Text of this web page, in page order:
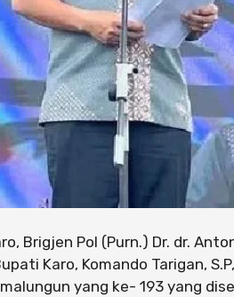
Brigjen Pol (Purn.) Dr. dr.
Karo, Komando Tarigan,
yang ke- 193 yang